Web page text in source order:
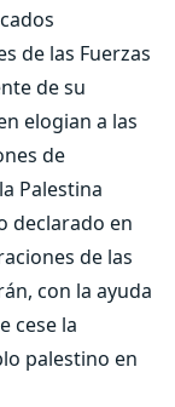
de las Fuerzas
de su
elogian a las
de
Palestina
declarado en
de las
con la ayuda
cese la
palestino en